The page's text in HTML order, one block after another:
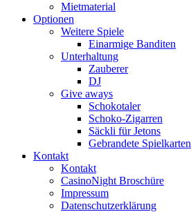
Mietmaterial
Optionen
Weitere Spiele
Einarmige Banditen
Unterhaltung
Zauberer
DJ
Give aways
Schokotaler
Schoko-Zigarren
Säckli für Jetons
Gebrandete Spielkarten
Kontakt
Kontakt
CasinoNight Broschüre
Impressum
Datenschutzerklärung